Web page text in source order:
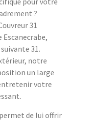
?
31
31.
notre
un large
votre
de lui offrir